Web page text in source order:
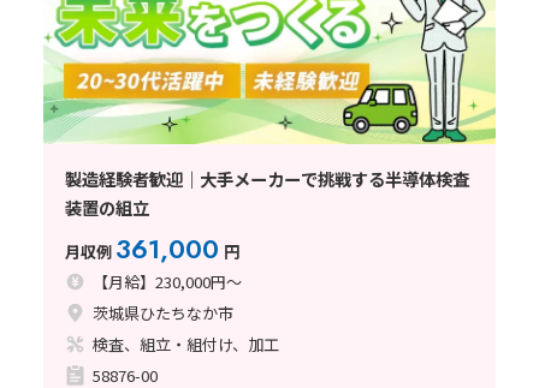
製造経験者歓迎｜大手メーカーで挑戦する半導体検査
装置の組立
月収例 361,000 円
【月給】230,000円～
茨城県ひたちなか市
検査、組立・組付け、加工
58876-00